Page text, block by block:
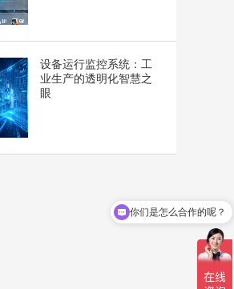
设备运行监控系统：工
业生产的透明化智慧之
眼
你们是怎么合作的呢？